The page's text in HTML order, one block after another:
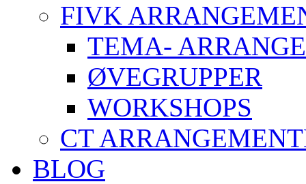
FIVK
TEMA-
ØVEGRUPPER
WORKSHOPS
CT
BLOG